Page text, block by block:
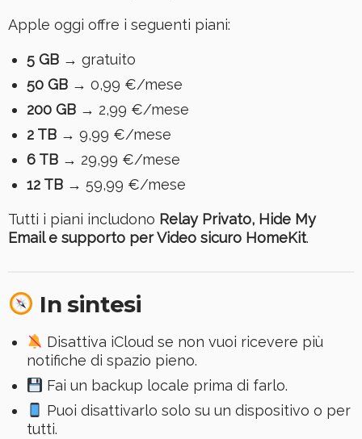
Apple oggi offre i seguenti piani:
5 GB→ gratuito
50 GB→ 0,99 €/mese
200 GB→ 2,99 €/mese
2 TB→ 9,99 €/mese
6 TB→ 29,99 €/mese
12 TB→ 59,99 €/mese
Tutti i piani includono Relay Privato, Hide My
Email e supporto per Video sicuro HomeKit.
In sintesi
Disattiva iCloud se non vuoi ricevere più
notifiche di spazio pieno.
Fai un backup locale prima di farlo.
Puoi disattivarlo solo su un dispositivo o per
tutti.